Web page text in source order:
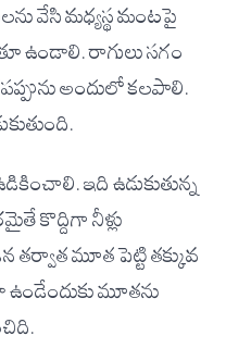
వేసి మధ్యస్థ మంటపై
ఉండాలి. రాగులు సగం
అందులో కలపాలి.
ఇది ఉడుకుతున్న
కొద్దిగా నీళ్లు
తర్వాత మూత పెట్టి తక్కువ
మూతను